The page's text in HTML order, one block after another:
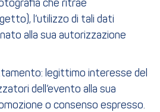
che ritrae
l’utilizzo di tali dati
alla sua autorizzazione
legittimo interesse del
dell’evento alla sua
o consenso espresso.